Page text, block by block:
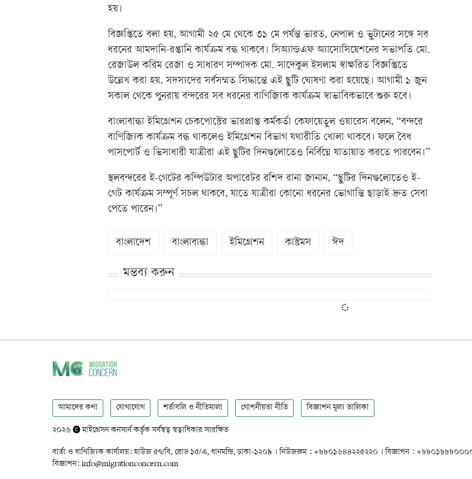
হয়।
বিজ্ঞপ্তিতে বলা হয়, আগামী ২৫ মে থেকে ৩১ মে পর্যন্ত ভারত, নেপাল ও ভুটানের সঙ্গে সব
ধরনের আমদানি-রপ্তানি কার্যক্রম বন্ধ থাকবে। সিঅ্যান্ডএফ অ্যাসোসিয়েশনের সভাপতি মো.
রেজাউল করিম রেজা ও সাধারণ সম্পাদক মো. সাদেকুল ইসলাম স্বাক্ষরিত বিজ্ঞপ্তিতে
উল্লেখ করা হয়, সদস্যদের সর্বসম্মত সিদ্ধান্তে এই ছুটি ঘোষণা করা হয়েছে। আগামী ১ জুন
সকাল থেকে পুনরায় বন্দরের সব ধরনের বাণিজ্যিক কার্যক্রম স্বাভাবিকভাবে শুরু হবে।
বাংলাবান্ধা ইমিগ্রেশন চেকপোস্টের ভারপ্রাপ্ত কর্মকর্তা কেফায়েতুল ওয়ারেস বলেন, “বন্দরে
বাণিজ্যিক কার্যক্রম বন্ধ থাকলেও ইমিগ্রেশন বিভাগ যথারীতি খোলা থাকবে। ফলে বৈধ
পাসপোর্ট ও ভিসাধারী যাত্রীরা এই ছুটির দিনগুলোতেও নির্বিঘ্নে যাতায়াত করতে পারবেন।”
স্থলবন্দরের ই-গেটের কম্পিউটার অপারেটর রশিদ রানা জানান, “ছুটির দিনগুলোতেও ই-
গেট কার্যক্রম সম্পূর্ণ সচল থাকবে, যাতে যাত্রীরা কোনো ধরনের ভোগান্তি ছাড়াই দ্রুত সেবা
পেতে পারেন।”
বাংলাদেশ বাংলাবান্ধা ইমিগ্রেশন কাস্টমস ঈদ
মন্তব্য করুন
আমাদের কথা যোগাযোগ শর্তাবলি ও নীতিমালা গোপনীয়তা নীতি বিজ্ঞাপন মূল্য তালিকা
২০২৬ মাইগ্রেসন কনসার্ন কর্তৃক সর্বস্বত্ব স্বত্বাধিকার সংরক্ষিত
বার্তা ও বাণিজ্যিক কার্যালয়: হাউজ ৫৭/বি, রোড ১৫/এ, ধানমন্ডি, ঢাকা-১২০৯ । নিউজরুম : +৮৮০১৬৪৪২২৫২২০ । বিজ্ঞাপন :
বিজ্ঞাপন: info@migrationconcern.com